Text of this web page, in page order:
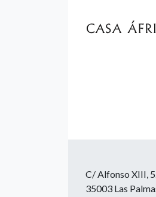
C/ Alfonso XIII,
35003 Las